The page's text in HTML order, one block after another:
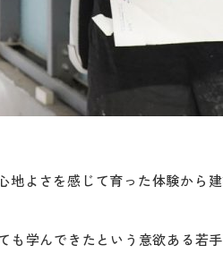
よさを感じて育った体験から建
学んできたという意欲ある若